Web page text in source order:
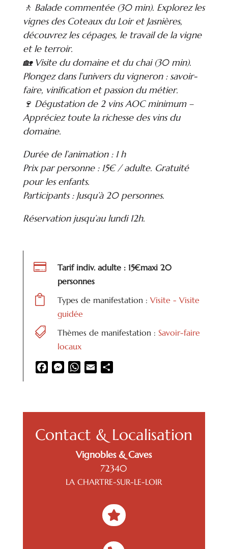
🚶 Balade commentée (30 min). Explorez les
vignes des Coteaux du Loir et Jasnières,
découvrez les cépages, le travail de la vigne
et le terroir.
🏡 Visite du domaine et du chai (30 min).
Plongez dans l’univers du vigneron : savoir-
faire, vinification et passion du métier.
🍷 Dégustation de 2 vins AOC minimum –
Appréciez toute la richesse des vins du
domaine.
Durée de l’animation : 1 h
Prix par personne : 15€ / adulte. Gratuité
pour les enfants.
Participants : Jusqu’à 20 personnes.
Réservation jusqu’au lundi 12h.

Tarif indiv. adulte : 15€maxi 20
personnes
 Types de manifestation : Visite - Visite
guidée
 Thèmes de manifestation : Savoir-faire
locaux
FacebookMessenger
WhatsApp
Email
Contact & Localisation
Vignobles & Caves
72340
LA CHARTRE-SUR-LE-LOIR
